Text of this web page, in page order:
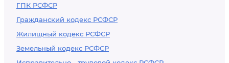
ГПК РСФСР
Гражданский кодекс РСФСР
Жилищный кодекс РСФСР
Земельный кодекс РСФСР